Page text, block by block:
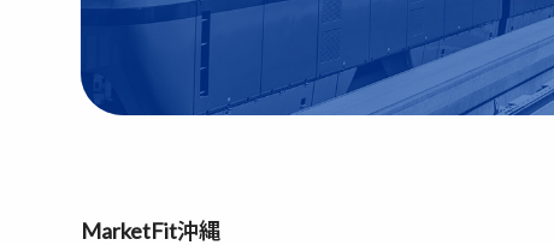
MarketFit沖縄